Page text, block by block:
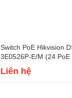
Switch PoE Hikvision
3E0526P-E/M (24 PoE
SFP, 225W)
Liên hệ